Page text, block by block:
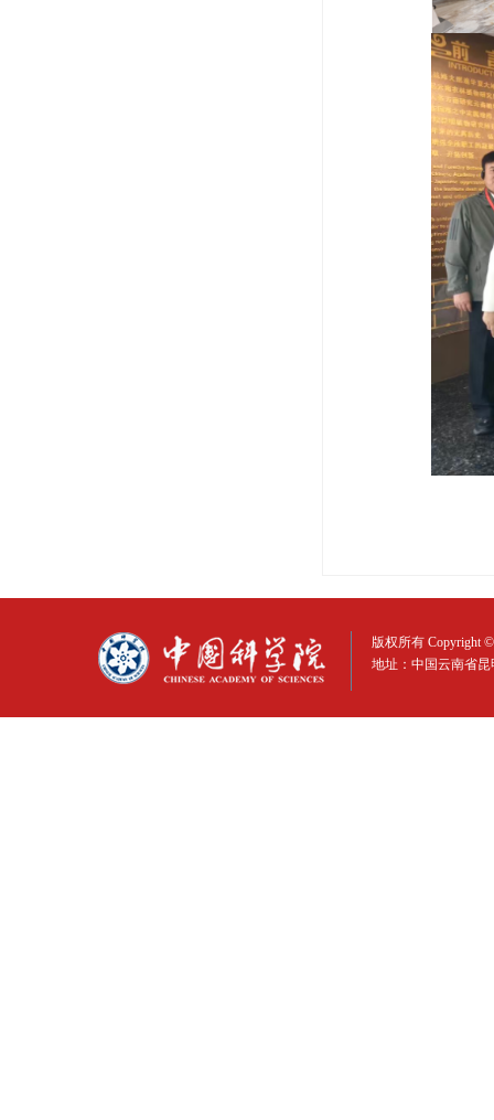
版权所有 Copyright
地址：中国云南省